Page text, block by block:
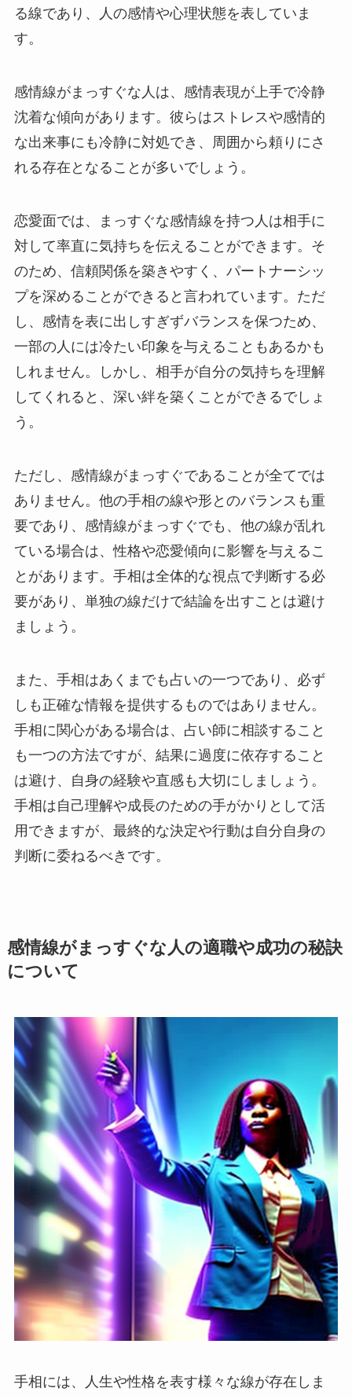
る線であり、人の感情や心理状態を表していま
す。
感情線がまっすぐな人は、感情表現が上手で冷静
沈着な傾向があります。彼らはストレスや感情的
な出来事にも冷静に対処でき、周囲から頼りにさ
れる存在となることが多いでしょう。
恋愛面では、まっすぐな感情線を持つ人は相手に
対して率直に気持ちを伝えることができます。そ
のため、信頼関係を築きやすく、パートナーシッ
プを深めることができると言われています。ただ
し、感情を表に出しすぎずバランスを保つため、
一部の人には冷たい印象を与えることもあるかも
しれません。しかし、相手が自分の気持ちを理解
してくれると、深い絆を築くことができるでしょ
う。
ただし、感情線がまっすぐであることが全てでは
ありません。他の手相の線や形とのバランスも重
要であり、感情線がまっすぐでも、他の線が乱れ
ている場合は、性格や恋愛傾向に影響を与えるこ
とがあります。手相は全体的な視点で判断する必
要があり、単独の線だけで結論を出すことは避け
ましょう。
また、手相はあくまでも占いの一つであり、必ず
しも正確な情報を提供するものではありません。
手相に関心がある場合は、占い師に相談すること
も一つの方法ですが、結果に過度に依存すること
は避け、自身の経験や直感も大切にしましょう。
手相は自己理解や成長のための手がかりとして活
用できますが、最終的な決定や行動は自分自身の
判断に委ねるべきです。
感情線がまっすぐな人の適職や成功の秘訣
について
手相には、人生や性格を表す様々な線が存在しま